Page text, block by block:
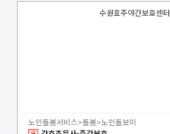
수원효주야간보호센터
노인돌봄서비스>돌봄>노인돌보미